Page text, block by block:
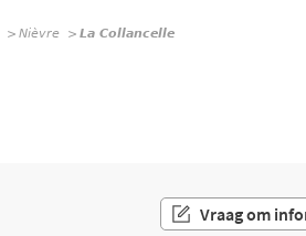
Nièvre La Collancelle
Vraag om